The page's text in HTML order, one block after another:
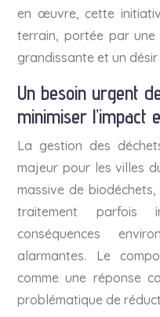
en œuvre, cette
terrain, portée par une
grandissante et un
Un besoin urgent
minimiser l’impact
La gestion des
majeur pour les villes
massive de
traitement parfois
conséquences
alarmantes. Le
comme une réponse
problématique de